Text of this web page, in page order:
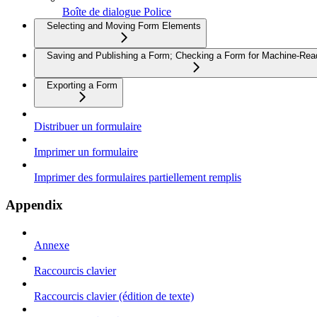
Boîte de dialogue Police
Selecting and Moving Form Elements
Saving and Publishing a Form; Checking a Form for Machine-
Exporting a Form
Distribuer un formulaire
Imprimer un formulaire
Imprimer des formulaires partiellement remplis
Appendix
Annexe
Raccourcis clavier
Raccourcis clavier (édition de texte)